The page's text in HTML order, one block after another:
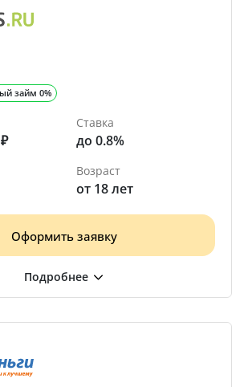
займ 0%
Ставка
до 0.8%
Возраст
от 18 лет
Оформить заявку